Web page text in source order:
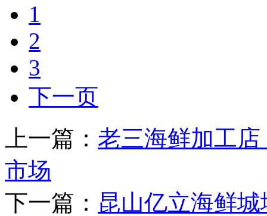
1
2
3
下一页
上一篇： 老三海鲜加工
市场
下一篇： 昆山亿立海鲜